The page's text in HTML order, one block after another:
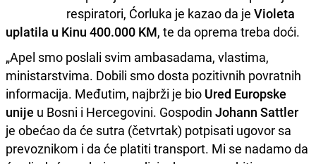
respiratori, Ćorluka je kazao da jeVioleta
uplatila u Kinu 400.000 KM, te da oprema treba doći.
„Apel smo poslali svim ambasadama, vlastima,
ministarstvima. Dobili smo dosta pozitivnih povratnih
informacija. Međutim, najbrži je bio Ured Europske
unije u Bosni i Hercegovini. Gospodin Johann Sattler
je obećao da će sutra (četvrtak) potpisati ugovor sa
prevoznikom i da će platiti transport. Mi se nadamo da